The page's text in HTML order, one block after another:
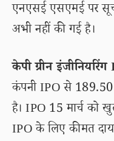
एनएसई एसएमई पर
अभी नहीं की गई है।
केपी ग्रीन
कंपनी IPO से 189.50
है। IPO 15 मार्च को
IPO के लिए कीमत